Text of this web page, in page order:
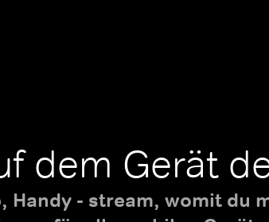
dem Gerät
Handy - stream, womit du